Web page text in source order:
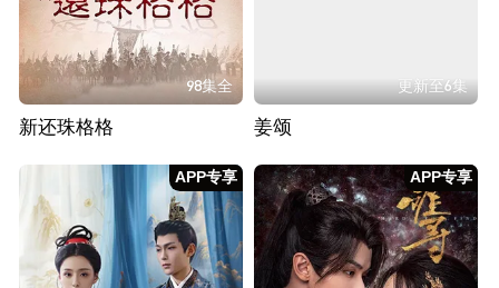
98集全
新还珠格格
更新至6集
姜颂
APP专享 APP专享